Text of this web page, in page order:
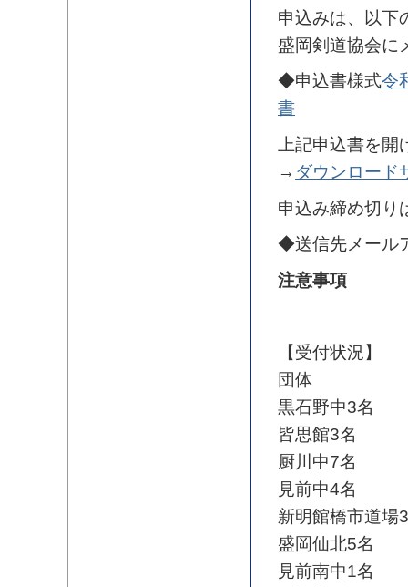
申込みは、以下
盛岡剣道協会に
◆申込書様式令
書
上記申込書を
→ ダウンロード
申込み締め切り
◆送信先メール
注意事項
【受付状況】
団体
黒石野中3名
皆思館3名
厨川中7名
見前中4名
新明館橋市道場
盛岡仙北5名
見前南中1名